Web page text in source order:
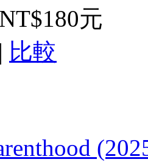
NT$180元
| 比較